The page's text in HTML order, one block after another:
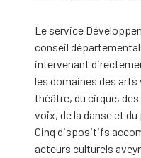
Le service
conseil départemental
intervenant
les domaines des
théâtre, du cirque, des
voix, de la danse et
Cinq dispositifs
acteurs culturels